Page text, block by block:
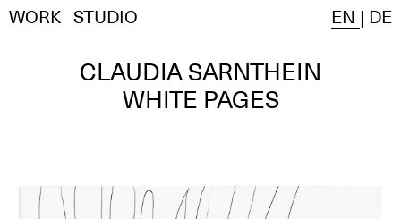
WORK STUDIO EN | DE
CLAUDIA SARNTHEIN
WHITE PAGES